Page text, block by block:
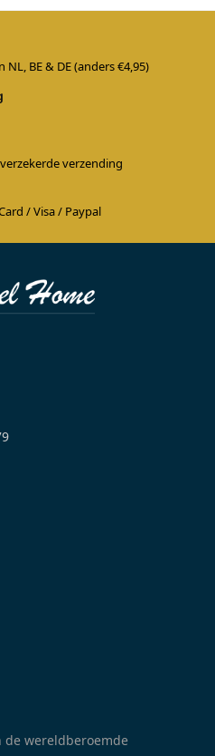
BE & DE (anders €4,95)
verzending
/ Visa / Paypal
de wereldberoemde